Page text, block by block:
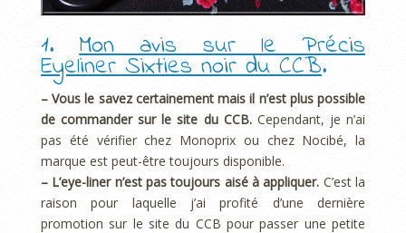
1.Mon avis sur le Précis
Eyeliner Sixties noir du CCB.
– Vous le savez certainement mais il n’est plus possible
de commander sur le site du CCB.Cependant, je n’ai
pas été vérifier chez Monoprix ou chez Nocibé, la
marque est peut-être toujours disponible.
– L’eye-liner n’est pas toujours aisé à appliquer. C’est la
raison pour laquelle j’ai profité d’une dernière
promotion sur le site du CCB pour passer une petite